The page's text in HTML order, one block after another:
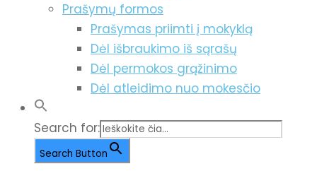
Prašymų formos
Prašymas priimti į mokyklą
Dėl išbraukimo iš sąrašų
Dėl permokos grąžinimo
Dėl atleidimo nuo mokesčio
Search for:
Search Button